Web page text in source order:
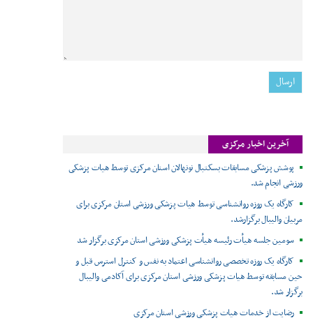
آخرین اخبار مرکزی
پوشش پزشکی مسابقات بسکتبال نونهالان استان مرکزی توسط هیات پزشکی
ورزشی انجام شد.
کارگاه یک روزه روانشناسی توسط هیات پزشکی ورزشی استان مرکزی برای
مربیان والیبال برگزارشد.
سومین جلسه هیأت رئیسه هیأت پزشکی ورزشی استان مرکزی برگزار شد
کارگاه یک روزه تخصصی روانشناسی اعتماد به نفس و کنترل استرس قبل و
حین مسابقه توسط هیات پزشکی ورزشی استان مرکزی برای آکادمی والیبال
برگزار شد.
رضایت از خدمات هیات پزشکی ورزشی استان مرکزی